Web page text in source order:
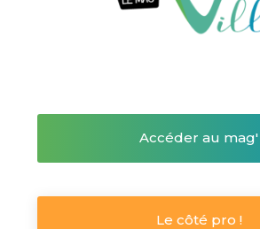
Accéder au mag'
Le côté pro !